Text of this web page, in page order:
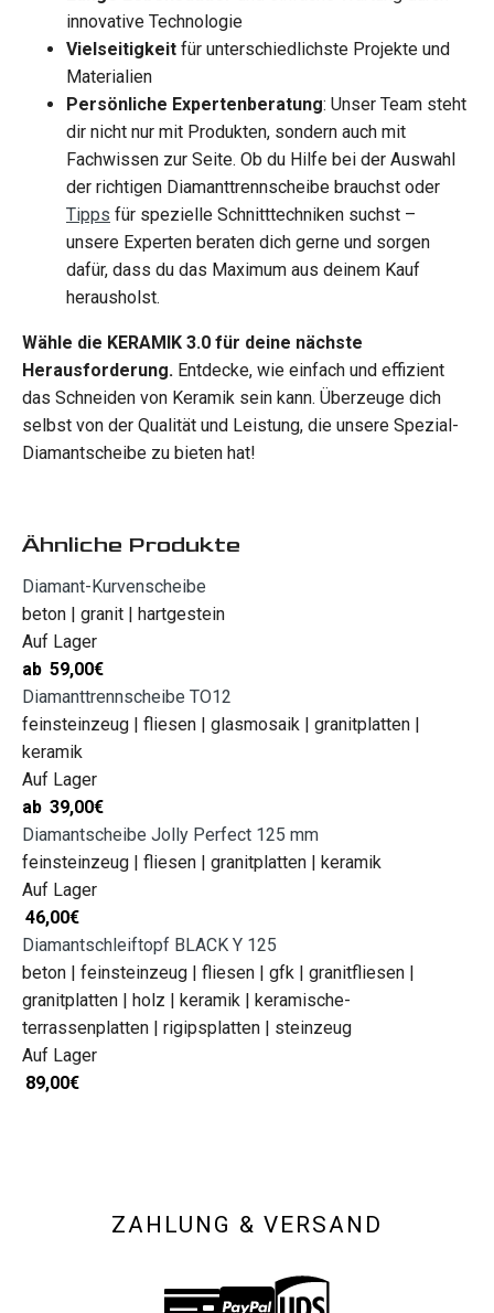
innovative Technologie
Vielseitigkeit für unterschiedlichste Projekte und
Materialien
Persönliche Expertenberatung: Unser Team steht
dir nicht nur mit Produkten, sondern auch mit
Fachwissen zur Seite. Ob du Hilfe bei der Auswahl
der richtigen Diamanttrennscheibe brauchst oder
Tipps für spezielle Schnitttechniken suchst –
unsere Experten beraten dich gerne und sorgen
dafür, dass du das Maximum aus deinem Kauf
herausholst.
Wähle die KERAMIK 3.0 für deine nächste
Herausforderung. Entdecke, wie einfach und effizient
das Schneiden von Keramik sein kann. Überzeuge dich
selbst von der Qualität und Leistung, die unsere Spezial-
Diamantscheibe zu bieten hat!
Ähnliche Produkte
Diamant-Kurvenscheibe
beton | granit | hartgestein
Auf Lager
ab 59,00€
Diamanttrennscheibe TO12
feinsteinzeug | fliesen | glasmosaik | granitplatten |
keramik
Auf Lager
ab 39,00€
Diamantscheibe Jolly Perfect 125 mm
feinsteinzeug | fliesen | granitplatten | keramik
Auf Lager
46,00€
Diamantschleiftopf BLACK Y 125
beton | feinsteinzeug | fliesen | gfk | granitfliesen |
granitplatten | holz | keramik | keramische-
terrassenplatten | rigipsplatten | steinzeug
Auf Lager
89,00€
ZAHLUNG & VERSAND